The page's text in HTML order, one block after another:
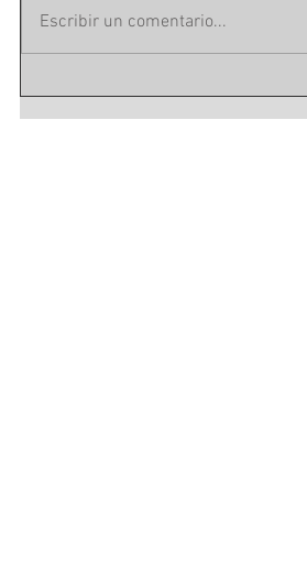
Escribir un comentario...